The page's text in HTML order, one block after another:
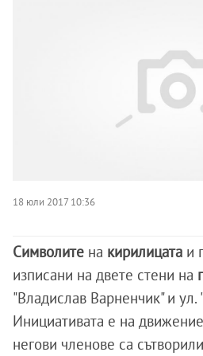
18 юли 2017 10:36
Символите на кирилицата и
изписани на двете стени на
"Владислав Варненчик" и ул.
Инициативата е на
негови членове са